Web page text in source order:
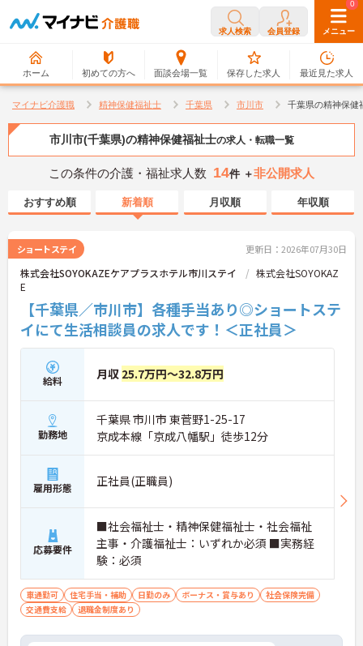
求人検索 会員登録 メニュー
ホーム 初めての方へ 面談会場一覧
0
保存した求人
0
最近見た求人
マイナビ介護職 精神保健福祉士 千葉県 市川市 千葉県の精神保健
市川市(千葉県)の精神保健福祉士の求人・転職一覧
この条件の介護・福祉求人数 14件 ＋非公開求人
おすすめ順 新着順 月収順 年収順
ショートステイ 更新日：2026年07月30日
株式会社SOYOKAZEケアプラスホテル市川ステイ
株式会社SOYOKAZ
E
【千葉県／市川市】各種手当あり◎ショートステ
イにて生活相談員の求人です！＜正社員＞
給料 月収 25.7万円～32.8万円
勤務地
千葉県 市川市 東菅野1-25-17
京成本線「京成八幡駅」徒歩12分
雇用形態 正社員(正職員)
応募要件
■社会福祉士・精神保健福祉士・社会福祉
主事・介護福祉士：いずれか必須 ■実務経
験：必須
車通勤可 住宅手当・補助 日勤のみ ボーナス・賞与あり
社会保険完備
交通費支給
退職金制度あり